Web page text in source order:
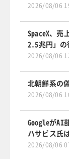
2026/08/06
SpaceX、売
2.5兆円」の
2026/08/06
北朝鮮系の
2026/08/06
GoogleがAI
ハサビス氏
2026/08/06